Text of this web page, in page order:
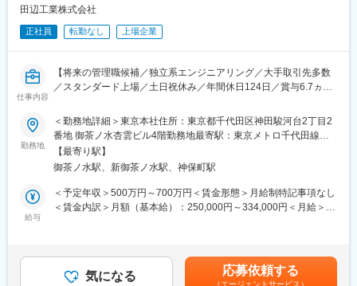
・斎場の運営部門と連携した事務サポート、社外関係者との連絡
・葬祭業者との窓口受付補助およびトラブル・クレーム一次対応
・金銭管理（売上金の管理、銀行対応、業務委託料の確認・改
・人事・労務・経理等の会社管理業務の補助
・その他斎場運営や会社運営に付随する幅広い事務業務
データ管理
■業務の魅力
事務業務にとどまらず、人事・労務・経理補助などにも関わり、
将来的には管理職として事業を牽引していくことを期待します。
公共性の高い施設の運営に携わる点も特徴です。
して7名規模のチームで業務を分担しています。
田辺工業株式会社
正社員 転勤なし 上場企業
仕事内容
【将来の管理職候補／独立系エンジニアリング／大手取引先多数
／スタンダード上場／土日祝休み／年間休日124日／賞与6.7ヵ月
■職務内容：
事務職として、営業所内の就業管理からお客様への見積書提出と
いった工事事務、来客対応や電話応対までを一貫して対応してい
ただきます。
一部経理的な業務要素もあり、一つの分野でなく幅広く対応いた
だきます。
・工事事務に係る会計処理全般
・総務、労務管理に係る事務処理業務
勤務地
＜勤務地詳細＞東京本社住所：東京都千代田区神田駿河台2丁目2
番地 御茶ノ水杏雲ビル4階勤務地最寄駅：東京メトロ千代田線／
新御茶ノ水駅受動喫煙対策：屋内全面禁煙
【最寄り駅】
御茶ノ水駅、新御茶ノ水駅、神保町駅
給与
＜予定年収＞500万円～700万円＜賃金形態＞月給制特記事項なし
＜賃金内訳＞月額（基本給）：250,000円～334,000円＜月給＞
す。月給(月額)は固定手当を含めた表記です。
気になる 応募依頼する
（エージェントサービス）